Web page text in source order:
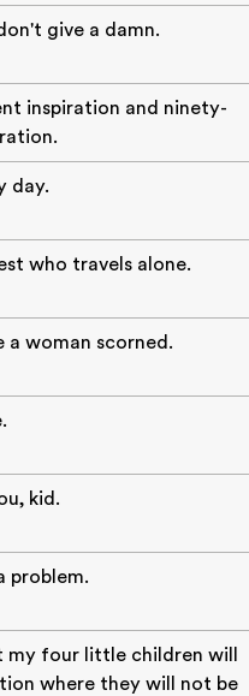
give a damn.
inspiration and ninety-
day.
who travels alone.
a woman scorned.
kid.
problem.
my four little children will
where they will not be